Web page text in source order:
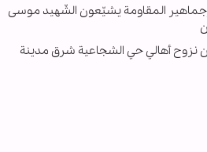
المقاومة يشيّعون الشّهيد موسى
أهالي حي الشجاعية شرق مدينة